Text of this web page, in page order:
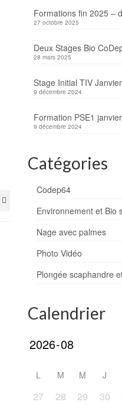
Formations fin 2025 –
27 octobre 2025
Deux Stages Bio
28 mars 2025
Stage Initial TIV
9 décembre 2024
Formation PSE1
9 décembre 2024
Catégories
Codep64
Environnement et Bio
Nage avec palmes
Photo Vidéo
Plongée scaphandre
Calendrier
L M M J
27 28 29 30